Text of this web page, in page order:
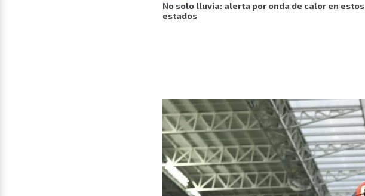
No solo lluvia: alerta por onda de calor en estos
estados